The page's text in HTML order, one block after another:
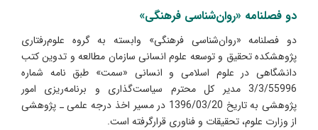
دو فصلنامه «روان‌شناسی فرهنگی»
دو فصلنامه «روان‌شناسی فرهنگی» وابسته به گروه علوم‌رفتاری
پژوهشکده تحقیق و توسعه علوم انسانی سازمان مطالعه و تدوین کتب
دانشگاهی در علوم اسلامی و انسانی «سمت» طبق نامه شماره
3/3/55996 مدیر کل محترم سیاست‌گذاری و برنامه‌ریزی امور
پژوهشی به تاریخ 1396/03/20 در مسیر اخذ درجه علمی ـ پژوهشی
از وزارت علوم، تحقیقات و فناوری قرارگرفته است.